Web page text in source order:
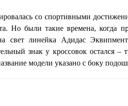
со спортивными
Но были такие времена, когда
линейка Адидас Эквипмент,
знак у кроссовок остался –
модели указано с боку